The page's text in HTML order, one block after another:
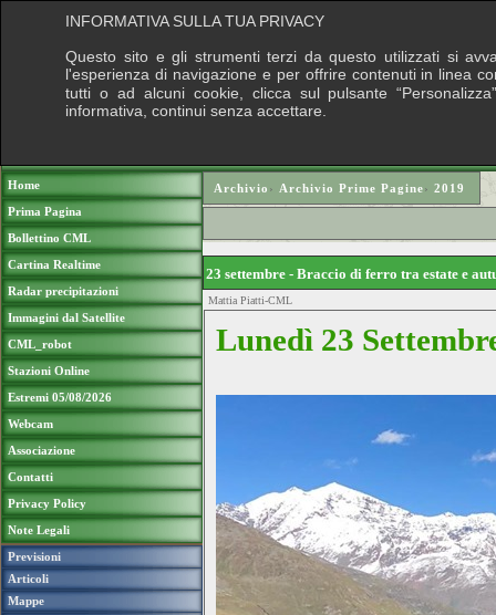
Home
Prima Pagina
Bollettino CML
Cartina Realtime
Radar precipitazioni
Immagini dal Satellite
CML_robot
Stazioni Online
Estremi 05/08/2026
Webcam
Associazione
Contatti
Privacy Policy
Note Legali
Previsioni
Articoli
Mappe
Archivio › Archivio Prime Pagine› 2019
23 settembre - Braccio di ferro tra estate e
Mattia Piatti-CML
Lunedì 23
INFORMATIVA SULLA TUA PRIVACY
Questo sito e gli strumenti terzi da questo utilizzati si
l'esperienza di navigazione e per offrire contenuti in linea
tutti o ad alcuni cookie, clicca sul pulsante
informativa, continui senza accettare.